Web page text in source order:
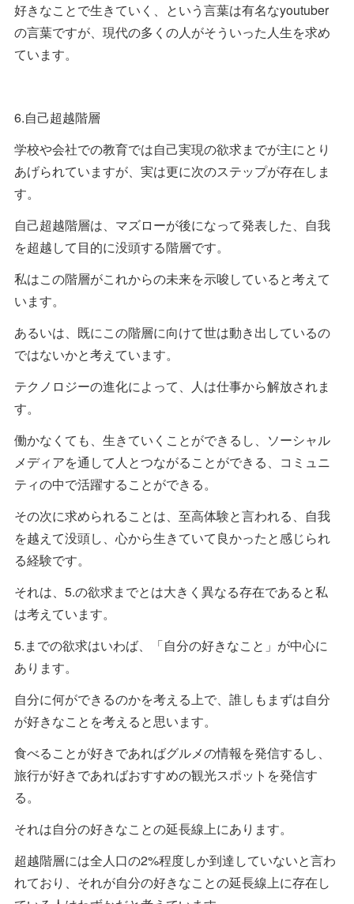
好きなことで生きていく、という言葉は有名なyoutuber
の言葉ですが、現代の多くの人がそういった人生を求め
ています。
6.自己超越階層
学校や会社での教育では自己実現の欲求までが主にとり
あげられていますが、実は更に次のステップが存在しま
す。
自己超越階層は、マズローが後になって発表した、自我
を超越して目的に没頭する階層です。
私はこの階層がこれからの未来を示唆していると考えて
います。
あるいは、既にこの階層に向けて世は動き出しているの
ではないかと考えています。
テクノロジーの進化によって、人は仕事から解放されま
す。
働かなくても、生きていくことができるし、ソーシャル
メディアを通して人とつながることができる、コミュニ
ティの中で活躍することができる。
その次に求められることは、至高体験と言われる、自我
を越えて没頭し、心から生きていて良かったと感じられ
る経験です。
それは、5.の欲求までとは大きく異なる存在であると私
は考えています。
5.までの欲求はいわば、「自分の好きなこと」が中心に
あります。
自分に何ができるのかを考える上で、誰しもまずは自分
が好きなことを考えると思います。
食べることが好きであればグルメの情報を発信するし、
旅行が好きであればおすすめの観光スポットを発信す
る。
それは自分の好きなことの延長線上にあります。
超越階層には全人口の2%程度しか到達していないと言わ
れており、それが自分の好きなことの延長線上に存在し